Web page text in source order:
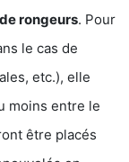
rongeurs. Pour
le cas de
etc.), elle
moins entre le
être placés